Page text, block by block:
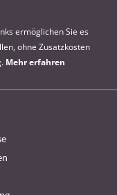
ermöglichen Sie es
ohne Zusatzkosten
Mehr erfahren